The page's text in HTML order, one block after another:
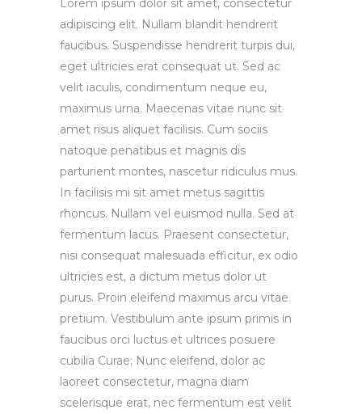
Lorem ipsum dolor sit amet, consectetur
adipiscing elit. Nullam blandit hendrerit
faucibus. Suspendisse hendrerit turpis dui,
eget ultricies erat consequat ut. Sed ac
velit iaculis, condimentum neque eu,
maximus urna. Maecenas vitae nunc sit
amet risus aliquet facilisis. Cum sociis
natoque penatibus et magnis dis
parturient montes, nascetur ridiculus mus.
In facilisis mi sit amet metus sagittis
rhoncus. Nullam vel euismod nulla. Sed at
fermentum lacus. Praesent consectetur,
nisi consequat malesuada efficitur, ex odio
ultricies est, a dictum metus dolor ut
purus. Proin eleifend maximus arcu vitae
pretium. Vestibulum ante ipsum primis in
faucibus orci luctus et ultrices posuere
cubilia Curae; Nunc eleifend, dolor ac
laoreet consectetur, magna diam
scelerisque erat, nec fermentum est velit